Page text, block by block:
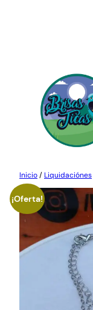
contenido
Inicio/Liquidaciónes
¡Oferta!